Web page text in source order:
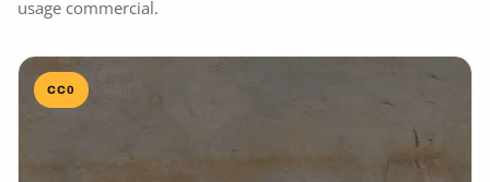
usage commercial.
CC0